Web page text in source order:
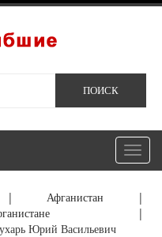
Афганистан |
|
Юрий Васильевич